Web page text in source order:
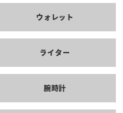
ウォレット
ライター
腕時計